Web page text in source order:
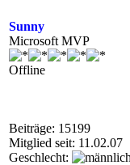
Sunny
Microsoft MVP
Offline
Beiträge: 15199
Mitglied seit: 11.02.07
Geschlecht: